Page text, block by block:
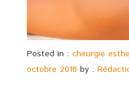
Posted in : chirurgie
octobre 2018 by :